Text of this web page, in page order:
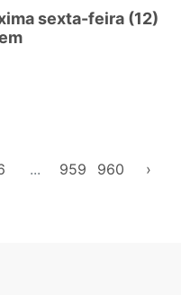
sexta-feira (12)
... 959 960 ›